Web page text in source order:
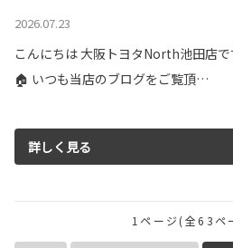
2026.07.23
こんにちは 大阪トヨタNorth池田店で
🏠 いつも当店のブログをご覧頂…
詳しく見る
1ページ(全63ペ